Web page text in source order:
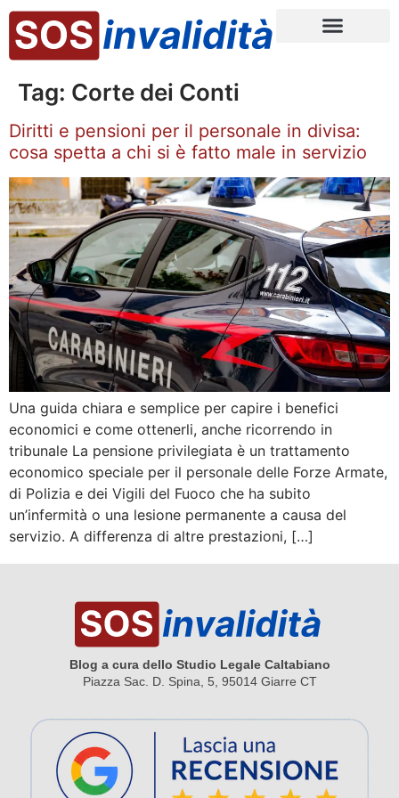
Tag: Corte dei Conti
Diritti e pensioni per il personale in divisa:
cosa spetta a chi si è fatto male in servizio
Una guida chiara e semplice per capire i benefici
economici e come ottenerli, anche ricorrendo in
tribunale La pensione privilegiata è un trattamento
economico speciale per il personale delle Forze Armate,
di Polizia e dei Vigili del Fuoco che ha subito
un’infermità o una lesione permanente a causa del
servizio. A differenza di altre prestazioni, […]
Blog a cura dello Studio Legale Caltabiano
Piazza Sac. D. Spina, 5, 95014 Giarre CT